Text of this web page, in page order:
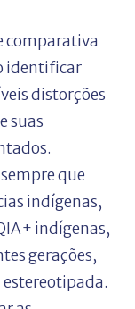
comparativa
identificar
distorções
suas
que
indígenas,
indígenas,
gerações,